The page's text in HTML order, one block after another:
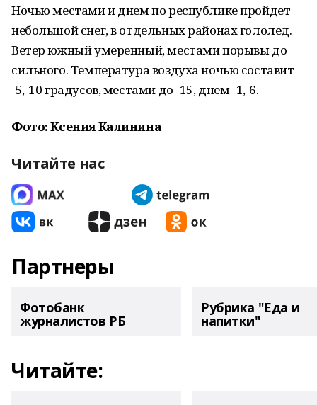
Ночью местами и днем по республике пройдет
небольшой снег, в отдельных районах гололед.
Ветер южный умеренный, местами порывы до
сильного. Температура воздуха ночью составит
-5,-10 градусов, местами до -15, днем -1,-6.
Фото: Ксения Калинина
Читайте нас
Партнеры
Фотобанк
журналистов РБ
Рубрика "Еда и
напитки"
Читайте: